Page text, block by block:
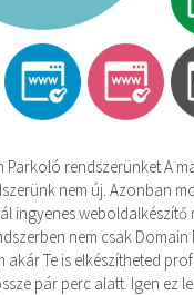
Parkoló rendszerünket A
nem új. Azonban
ingyenes weboldalkészítő
nem csak
akár Te is elkészítheted
pár perc alatt. Igen ez